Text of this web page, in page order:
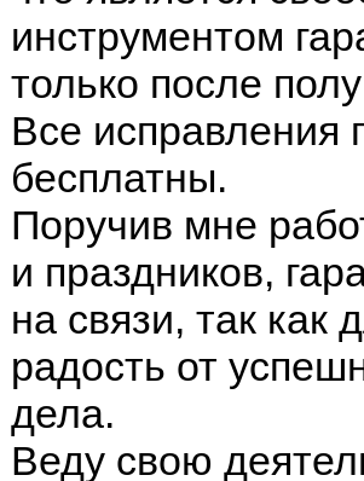
инструментом
только после
Все исправления
бесплатны.
Поручив мне
и праздников,
на связи, так
радость от
дела.
Веду свою